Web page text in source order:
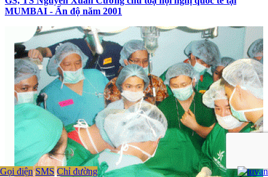
MUMBAI - Ấn độ năm 2001
Gọi điện SMS Chỉ đường